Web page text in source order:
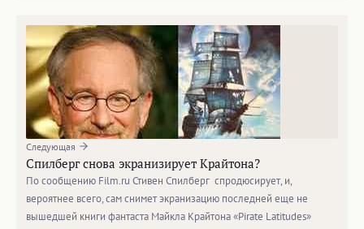
Следующая
Спилберг снова экранизирует Крайтона?
По сообщению Film.ru Стивен Спилберг спродюсирует, и,
вероятнее всего, сам снимет экранизацию последней еще не
вышедшей книги фантаста Майкла Крайтона «Pirate Latitudes»